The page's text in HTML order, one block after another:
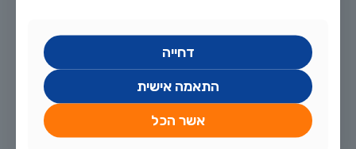
דחייה
התאמה אישית
אשר הכל